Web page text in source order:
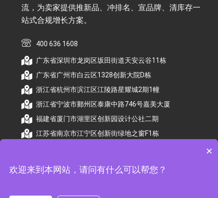
流，为卖家提供推新品、冲排名、宣品牌、清库存一
站式合规增长方案。
400 636 1608
广东省深圳市龙岗区坂田街道天安云谷11栋
广东省广州市白云区1328创新大院D栋
浙江省杭州市滨江区江陵路星耀城2期1幢
浙江省宁波市鄞州区泰康中路746号嘉美大厦
福建省厦门市湖里区创新园设计公社二期
江苏省南京市江宁区创新街绿地之窗F1栋
×
欢迎来到本网站，请问有什么可以帮您？